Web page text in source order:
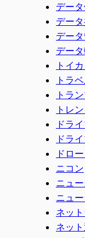
デー
デー
デー
デー
トイ
トラ
トラ
トレ
ドラ
ドラ
ドロ
ニコン
ニュー
ニュ
ネッ
ネッ